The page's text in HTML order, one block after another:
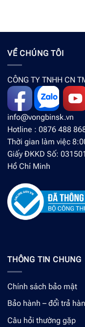
VỀ CHÚNG TÔI
CÔNG TY TNHH CN
info@vongbinsk.vn
Hotline : 0876 488
Thời gian làm việc
Giấy ĐKKD Số:
Hồ Chí Minh
THÔNG TIN CHUNG
Chính sách bảo mật
Bảo hành – đổi trả
Câu hỏi thường gặp